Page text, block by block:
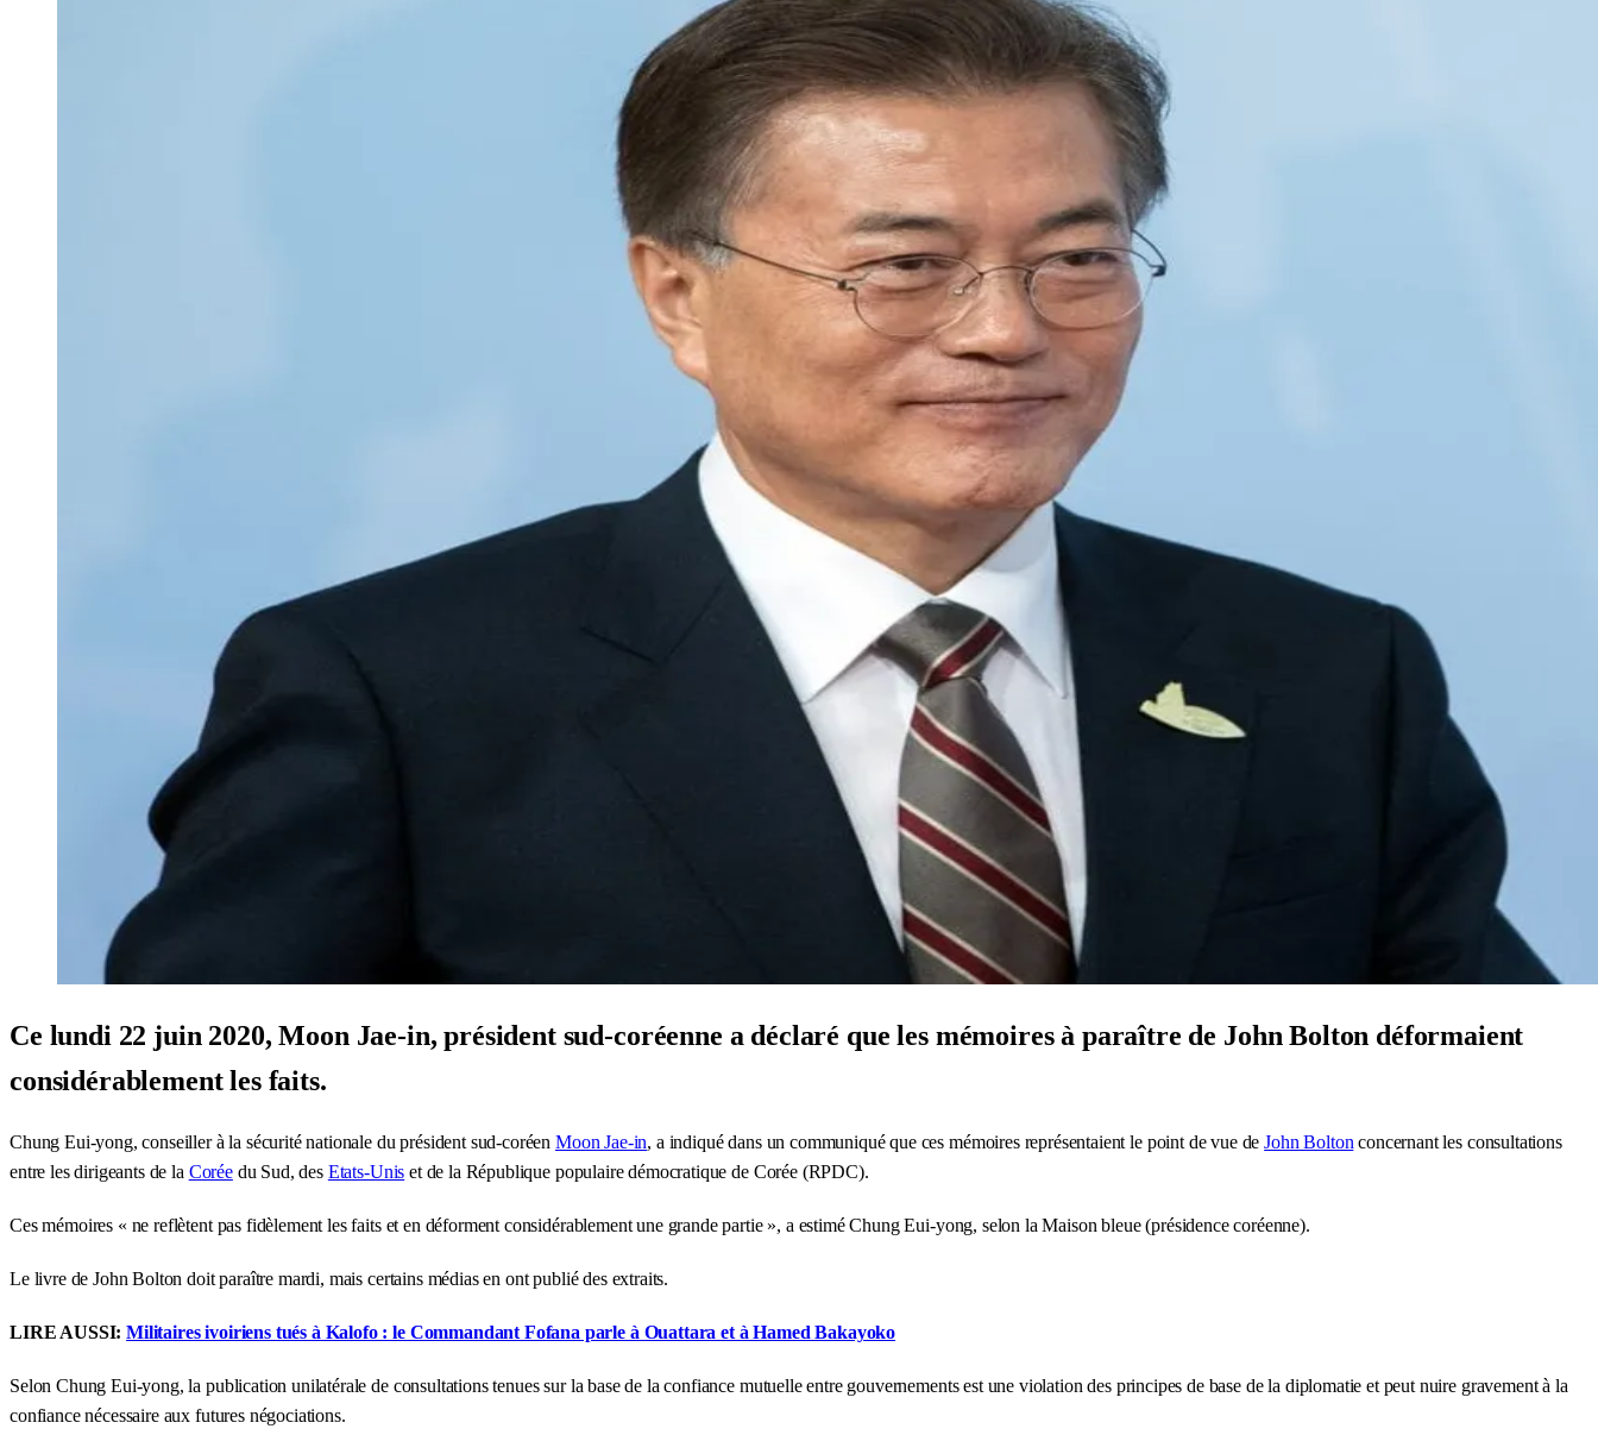
Ce lundi 22 juin 2020, Moon Jae-in, président sud-coréenne a déclaré que les mémoires à paraître de John Bolton déformaient
considérablement les faits.
Chung Eui-yong, conseiller à la sécurité nationale du président sud-coréen Moon Jae-in, a indiqué dans un communiqué que ces mémoires représentaient le point de vue deJohn Bolton concernant les consultations
entre les dirigeants de la Coréedu Sud, des Etats-Unis et de la République populaire démocratique de Corée (RPDC).
Ces mémoires « ne reflètent pas fidèlement les faits et en déforment considérablement une grande partie », a estimé Chung Eui-yong, selon la Maison bleue (présidence coréenne).
Le livre de John Bolton doit paraître mardi, mais certains médias en ont publié des extraits.
LIRE AUSSI:Militaires ivoiriens tués à Kalofo : le Commandant Fofana parle à Ouattara et à Hamed Bakayoko
Selon Chung Eui-yong, la publication unilatérale de consultations tenues sur la base de la confiance mutuelle entre gouvernements est une violation des principes de base de la diplomatie et peut nuire gravement à la
confiance nécessaire aux futures négociations.